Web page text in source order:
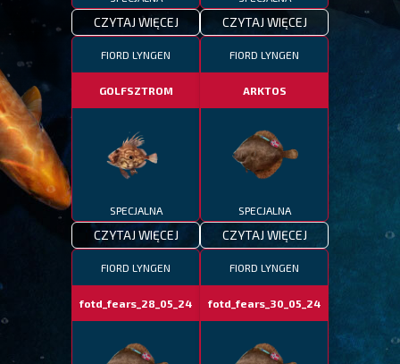
CZYTAJ WIĘCEJ CZYTAJ WIĘCEJ
FIORD LYNGEN
GOLFSZTROM
SPECJALNA
CZYTAJ WIĘCEJ
FIORD LYNGEN
ARKTOS
SPECJALNA
CZYTAJ WIĘCEJ
FIORD LYNGEN
fotd_fears_28_05_24
FIORD LYNGEN
fotd_fears_30_05_24